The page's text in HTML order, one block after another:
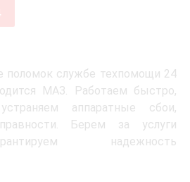
поломок службе техпомощи 24
МАЗ. Работаем быстро,
аппаратные сбои,
Берем за услуги
надежность